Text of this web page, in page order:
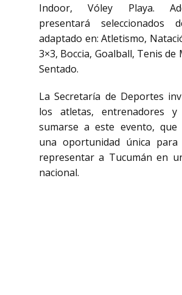
Indoor, Vóley Playa.
presentará seleccionados
adaptado en: Atletismo,
3×3, Boccia, Goalball, Tenis de
Sentado.
La Secretaría de Deportes
los atletas, entrenadores
sumarse a este evento, que
una oportunidad única para
representar a Tucumán en
nacional.